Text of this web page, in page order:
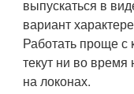
выпускаться в
вариант
Работать проще с
текут ни во
на локонах.